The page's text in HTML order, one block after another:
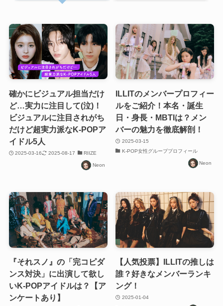
確かにビジュアル担当だけ
ど…実力に注目して(泣)！
ビジュアルに注目されがち
だけど超実力派なK-POPア
イドル5人
2025-03-16 2025-08-17 RIIZE
Neon
ILLITのメンバープロフィー
ルをご紹介！本名・誕生
日・身長・MBTIは？メン
バーの魅力を徹底解剖！
2025-03-15
K-POP女性グループプロフィール
Neon
『それスノ』の「完コピダ
ンス対決」に出演して欲し
いK-POPアイドルは？【ア
ンケートあり】
【人気投票】ILLITの推しは
誰？好きなメンバーランキ
ング！
2025-01-04